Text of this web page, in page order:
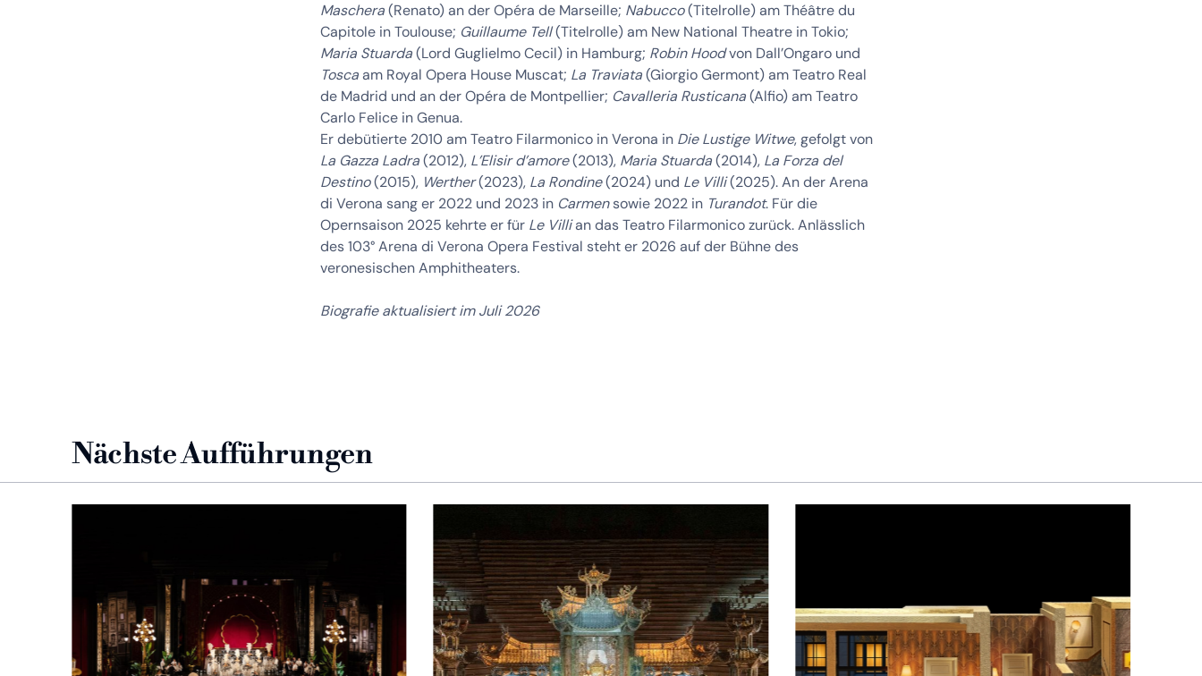
Maschera(Renato) an der Opéra de Marseille; Nabucco(Titelrolle) am Théâtre du
Capitole in Toulouse; Guillaume Tell(Titelrolle) am New National Theatre in Tokio;
Maria Stuarda(Lord Guglielmo Cecil) in Hamburg; Robin Hoodvon Dall’Ongaro und
Toscaam Royal Opera House Muscat; La Traviata(Giorgio Germont) am Teatro Real
de Madrid und an der Opéra de Montpellier; Cavalleria Rusticana(Alfio) am Teatro
Carlo Felice in Genua.
Er debütierte 2010 am Teatro Filarmonico in Verona in Die Lustige Witwe, gefolgt von
La Gazza Ladra(2012), L’Elisir d’amore(2013), Maria Stuarda(2014), La Forza del
Destino(2015), Werther(2023), La Rondine(2024) und Le Villi(2025). An der Arena
di Verona sang er 2022 und 2023 in Carmensowie 2022 in Turandot. Für die
Opernsaison 2025 kehrte er für Le Villian das Teatro Filarmonico zurück. Anlässlich
des 103° Arena di Verona Opera Festival steht er 2026 auf der Bühne des
veronesischen Amphitheaters.
Biografie aktualisiert im Juli 2026
Nächste Aufführungen